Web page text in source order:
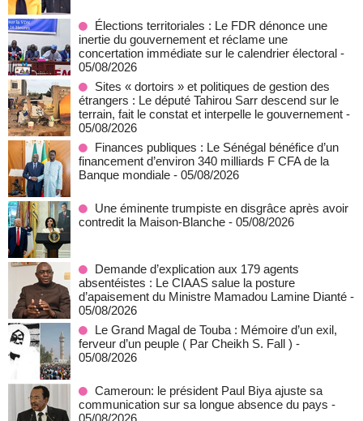
Élections territoriales : Le FDR dénonce une
inertie du gouvernement et réclame une
concertation immédiate sur le calendrier électoral -
05/08/2026
Sites « dortoirs » et politiques de gestion des
étrangers : Le député Tahirou Sarr descend sur le
terrain, fait le constat et interpelle le gouvernement -
05/08/2026
Finances publiques : Le Sénégal bénéfice d’un
financement d’environ 340 milliards F CFA de la
Banque mondiale - 05/08/2026
Une éminente trumpiste en disgrâce après avoir
contredit la Maison-Blanche - 05/08/2026
Demande d’explication aux 179 agents
absentéistes : Le CIAAS salue la posture
d’apaisement du Ministre Mamadou Lamine Dianté -
05/08/2026
Le Grand Magal de Touba : Mémoire d’un exil,
ferveur d’un peuple ( Par Cheikh S. Fall ) -
05/08/2026
Cameroun: le président Paul Biya ajuste sa
communication sur sa longue absence du pays -
05/08/2026